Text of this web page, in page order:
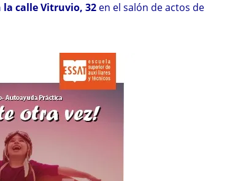
la calle Vitruvio, 32 en el salón de actos de